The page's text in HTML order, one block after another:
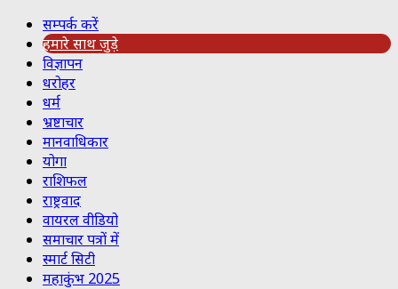
सम्पर्क करें
हमारे साथ जुड़े
विज्ञापन
धरोहर
धर्म
भ्रष्टाचार
मानवाधिकार
योगा
राशिफल
राष्ट्रवाद
वायरल वीडियो
समाचार पत्रों में
स्मार्ट सिटी
महाकुंभ 2025